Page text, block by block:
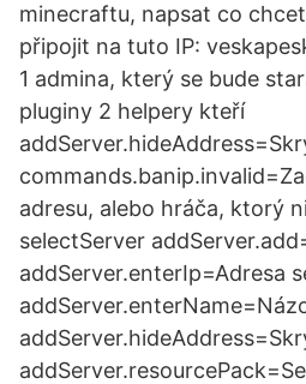
minecraftu, napsat co
připojit na tuto IP:
1 admina, který se bude
pluginy 2 helpery kteří
adresu, alebo hráča, ktorý
selectServer
addServer.enterIp=Adresa